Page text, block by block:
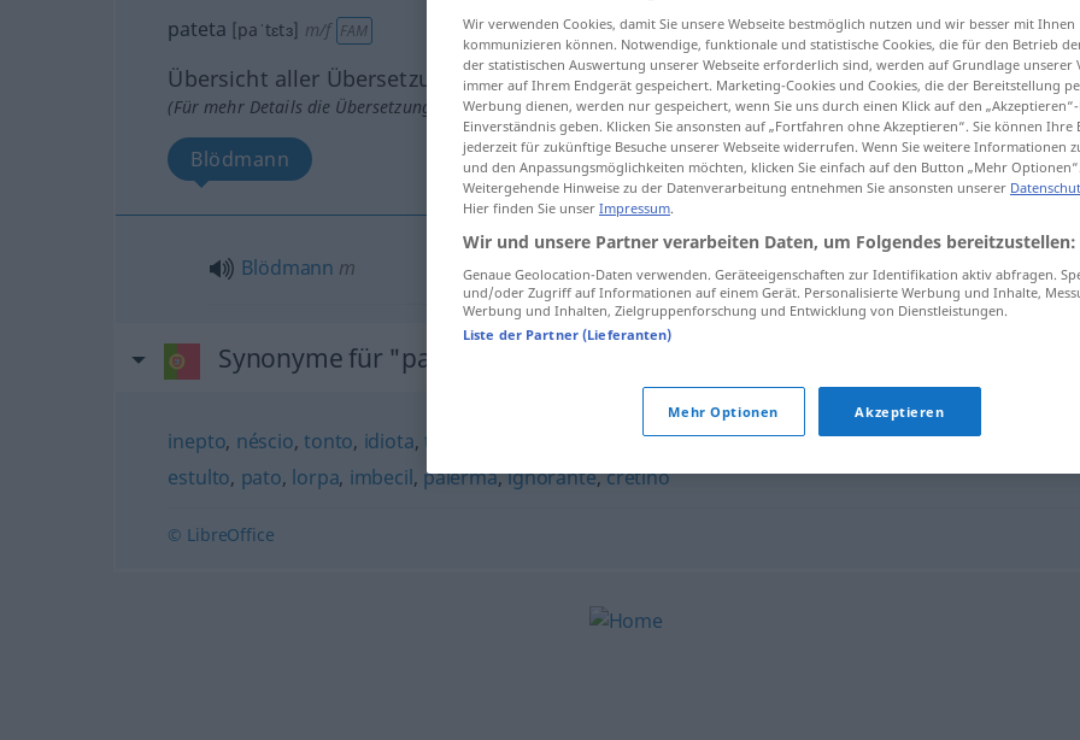
pateta [paˈtɛtɜ] m/f FAM
Übersicht aller Übersetzungen
(Für mehr Details die Übersetzung anklicken/antippen)
Blödmann
Blödmann m pateta FAM
Synonyme für "pateta"
inepto, néscio,tonto, idiota, toleirão estúpido,tolo,tantã,burro ,pacóvio,parvo,papalvo
estulto, pato, lorpa, imbecil, palerma,ignorante,cretino
© LibreOffice
Wir verwenden Cookies, damit Sie unsere Webseite bestmöglich nutzen und wir besser mit Ihnen
kommunizieren können. Notwendige, funktionale und statistische Cookies, die für den Betrieb
der statistischen Auswertung unserer Webseite erforderlich sind, werden auf Grundlage unserer
immer auf Ihrem Endgerät gespeichert. Marketing-Cookies und Cookies, die der Bereitstellung
Werbung dienen, werden nur gespeichert, wenn Sie uns durch einen Klick auf den
Einverständnis geben. Klicken Sie ansonsten auf „Fortfahren ohne Akzeptieren“. Sie können Ihre
jederzeit für zukünftige Besuche unserer Webseite widerrufen. Wenn Sie weitere Informationen
und den Anpassungsmöglichkeiten möchten, klicken Sie einfach auf den Button „Mehr Optionen“.
Weitergehende Hinweise zu der Datenverarbeitung entnehmen Sie ansonsten unserer
Hier finden Sie unser Impressum.
Wir und unsere Partner verarbeiten Daten, um Folgendes bereitzustellen:
Genaue Geolocation-Daten verwenden. Geräteeigenschaften zur Identifikation aktiv abfragen.
und/oder Zugriff auf Informationen auf einem Gerät. Personalisierte Werbung und Inhalte,
Werbung und Inhalten, Zielgruppenforschung und Entwicklung von Dienstleistungen.
Liste der Partner (Lieferanten)
Mehr Optionen Akzeptieren